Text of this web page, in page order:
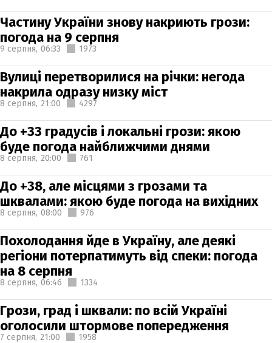
Частину України знову накриють грози:
погода на 9 серпня
9 серпня, 06:33 1973
Вулиці перетворилися на річки: негода
накрила одразу низку міст
8 серпня, 21:00 4297
До +33 градусів і локальні грози: якою
буде погода найближчими днями
8 серпня, 20:00 761
До +38, але місцями з грозами та
шквалами: якою буде погода на вихідних
8 серпня, 08:00 976
Похолодання йде в Україну, але деякі
регіони потерпатимуть від спеки: погода
на 8 серпня
8 серпня, 06:46 1334
Грози, град і шквали: по всій Україні
оголосили штормове попередження
7 серпня, 21:00 1958